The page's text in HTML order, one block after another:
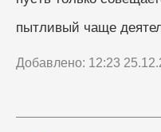
пытливый чаще
Добавлено: 12:23